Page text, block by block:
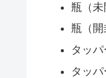
瓶（未
瓶（開
タッ
タッ